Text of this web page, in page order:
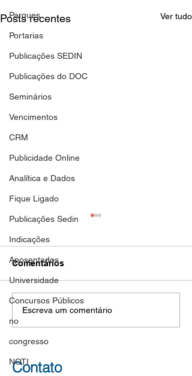
Parques
Portarias
Publicações SEDIN
Publicações do DOC
Seminários
Vencimentos
CRM
Publicidade Online
Analítica e Dados
Fique Ligado
Publicações Sedin
Indicações
Aposentados
Universidade
Concursos Públicos
no
congresso
NOTI
Posts recentes Ver tudo
Aposentadoria
DOC de hoje 01/11/2023
nova publicação de
aposentadoria de filiada ao
TEREZINHA FRANCISCA
Comentários
Escreva um comentário
Contato